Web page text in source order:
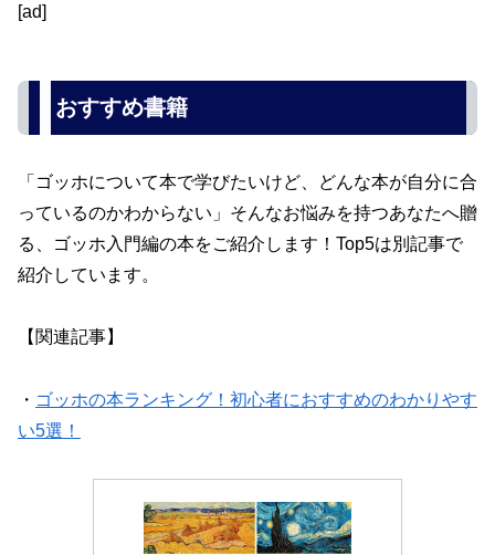
[ad]
おすすめ書籍
「ゴッホについて本で学びたいけど、どんな本が自分に合
っているのかわからない」そんなお悩みを持つあなたへ贈
る、ゴッホ入門編の本をご紹介します！Top5は別記事で
紹介しています。
【関連記事】
・ ゴッホの本ランキング！初心者におすすめのわかりやす
い5選！